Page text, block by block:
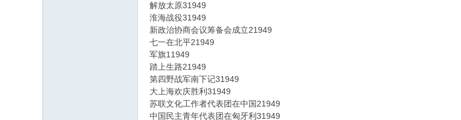
解放太原31949
淮海战役31949
新政治协商会议筹备会成立21949
七一在北平21949
军旗11949
踏上生路21949
第四野战军南下记31949
大上海欢庆胜利31949
苏联文化工作者代表团在中国21949
中国民主青年代表团在匈牙利31949